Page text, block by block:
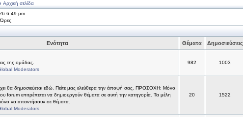
σελίδα
6:49 pm
Ενότητα Θέματα Δημοσιεύσεις
της ομάδας.
Moderators
982 1003
θα δημοσιεύεται εδώ. Πείτε μας ελεύθερα την άποψή σας. ΠΡΟΣΟΧΗ: Μόνο
forum επιτρέπεται να δημιουργούν θέματα σε αυτή την κατηγορία. Τα μέλη
να απαντήσουν σε θέματα.
Moderators
20 1522